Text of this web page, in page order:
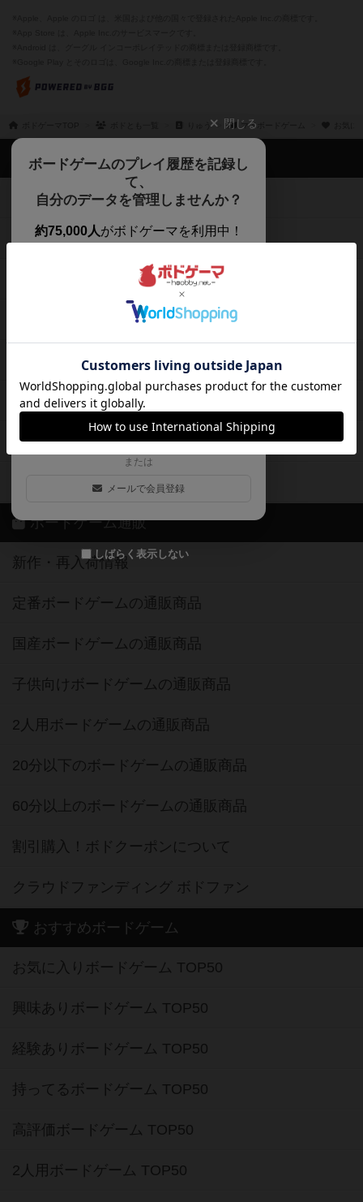
りゅう マイボードゲーム
閉じる
ボードゲームのプレイ履歴を記録し
て、
自分のデータを管理しませんか？
約75,000人がボドゲーマを利用中！
遊んだボードゲームを記録する
気になるゲームのレビューを読む
お気に入り作品・所有リストの共
ログイン / 会員登録（10秒）
Google X
Apple Facebook
または
メールで会員登録
しばらく表示しない
ボドゲーマTOP
ボードゲームを検索する
ボードゲームの新着レビュー
ボードゲーム会情報
掲示板・トピックス
ボドとも・会員一覧
ボードゲーム業界コラム
ボドゲーマご利用案内
ボードゲーム通販
新作・再入荷情報
定番ボードゲームの通販商品
国産ボードゲームの通販商品
子供向けボードゲームの通販商品
2人用ボードゲームの通販商品
20分以下のボードゲームの通販商品
60分以上のボードゲームの通販商品
割引購入！ボドクーポンについて
クラウドファンディング ボドファン
おすすめボードゲーム
お気に入りボードゲーム TOP50
興味ありボードゲーム TOP50
経験ありボードゲーム TOP50
持ってるボードゲーム TOP50
高評価ボードゲーム TOP50
2人用ボードゲーム TOP50